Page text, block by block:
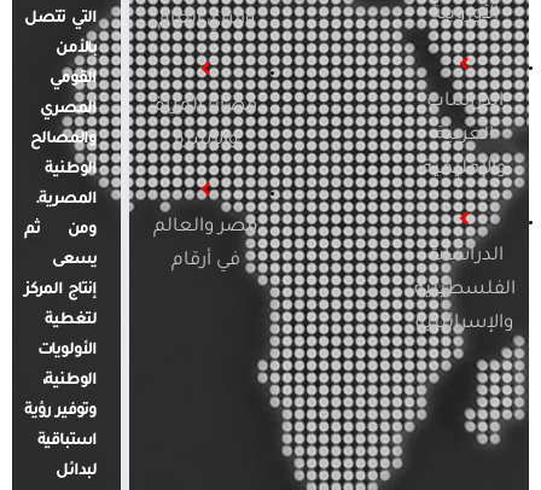
الأوروبية
الدراسات
العربية
والإقليمية
الدراسات
الفلسطينية
والإسرائيلية
والرأي العام
قضايا المرأة
والأسرة
مصر والعالم
في أرقام
التي تتصل
بالأمن
القومي
المصري
والمصالح
الوطنية
المصرية.
ومن ثم
يسعى
إنتاج المركز
لتغطية
الأولويات
الوطنية،
وتوفير رؤية
استباقية
لبدائل